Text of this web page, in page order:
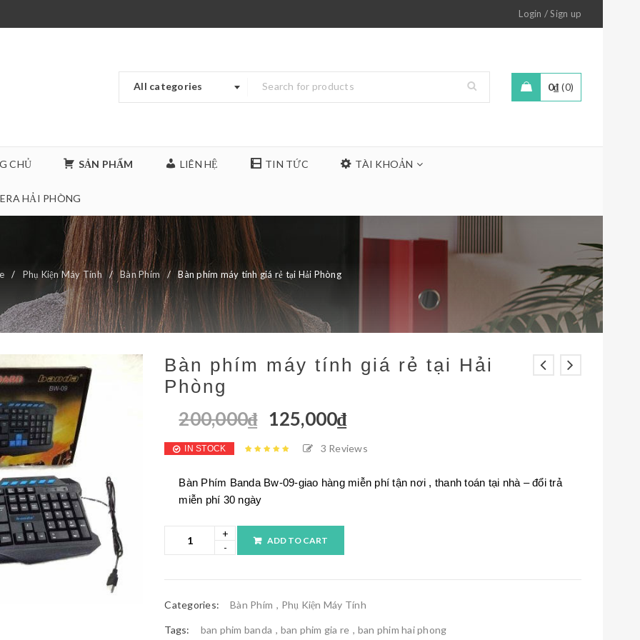
Login /Sign up
All categories 0₫ 0
CHỦ SẢN PHẨM LIÊN HỆ TIN TỨC TÀI KHOẢN
HẢI PHÒNG
/ Phụ Kiện Máy Tính / Bàn Phím / Bàn phím máy tính giá rẻ tại Hải Phòng
Bàn phím máy tính giá rẻ tại Hải
Phòng
200,000₫ 125,000₫
IN STOCK
based on
customer
ratings
3 Reviews
Bàn Phím Banda Bw-09-giao hàng miễn phí tận nơi , thanh toán tại nhà – đổi trả
miễn phí 30 ngày
ADD TO CART
Categories: Bàn Phím , Phụ Kiện Máy Tính
Tags: ban phim banda , ban phim gia re , ban phim hai phong